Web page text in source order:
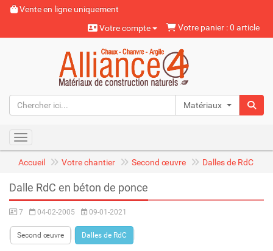
Vente en ligne uniquement
Votre compte
Votre panier : 0 article
Matériaux naturels
Toggle navigation
Accueil Votre chantier Second œuvre Dalles de RdC
Dalle RdC en béton de ponce
7 04-02-2005 09-01-2021
Second œuvre Dalles de RdC